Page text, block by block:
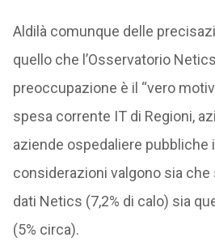
Aldilà comunque delle
quello che l’Osservatorio
preoccupazione è il “vero
spesa corrente IT di Regioni,
aziende ospedaliere pubbliche
considerazioni valgono sia
dati Netics (7,2% di calo) sia
(5% circa).